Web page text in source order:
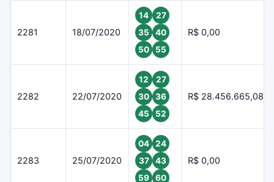
2281 18/07/2020
14
27
35
40
50
55
R$ 0,00
2282 22/07/2020
12
27
30
36
45
52
R$ 28.456.665,08
2283 25/07/2020
04
24
37
43
59
60
R$ 0,00